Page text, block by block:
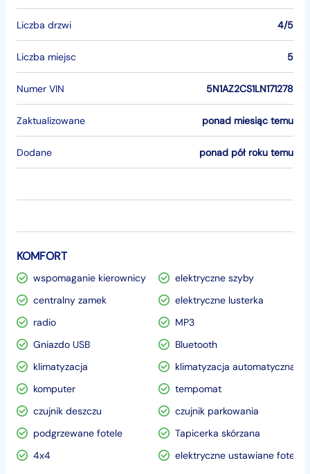
Liczba drzwi 4/5
Liczba miejsc 5
Numer VIN 5N1AZ2CS1LN171278
Zaktualizowane ponad miesiąc temu
Dodane ponad pół roku temu
KOMFORT
wspomaganie kierownicy
elektryczne szyby
centralny zamek
elektryczne lusterka
radio
MP3
Gniazdo USB
Bluetooth
klimatyzacja
klimatyzacja automatyczna
komputer
tempomat
czujnik deszczu
czujnik parkowania
podgrzewane fotele
Tapicerka skórzana
4x4
elektryczne ustawiane fotele